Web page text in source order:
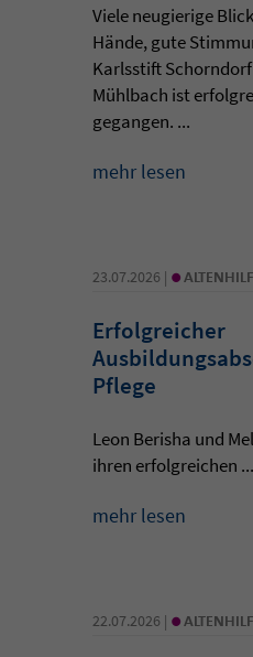
Viele neugierige
Hände, gute
Karlsstift
Mühlbach ist
gegangen. ...
mehr lesen
23.07.2026 | •
Erfolgreicher
Pflege
Leon Berisha und
ihren erfolgreichen ...
mehr lesen
22.07.2026 | •